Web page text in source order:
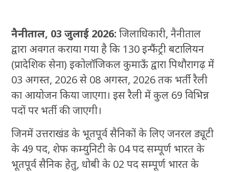
नैनीताल, 03 जुलाई 2026: जिलाधिकारी, नैनीताल
द्वारा अवगत कराया गया है कि 130 इन्फैंट्री बटालियन
(प्रादेशिक सेना) इकोलॉजिकल कुमाऊँ द्वारा पिथौरागढ़ में
03 अगस्त, 2026 से 08 अगस्त, 2026 तक भर्ती रैली
का आयोजन किया जाएगा। इस रैली में कुल 69 विभिन्न
पदों पर भर्ती की जाएगी।
जिनमें उत्तराखंड के भूतपूर्व सैनिकों के लिए जनरल ड्यूटी
के 49 पद, शेफ कम्युनिटी के 04 पद सम्पूर्ण भारत के
भूतपूर्व सैनिक हेतु, धोबी के 02 पद सम्पूर्ण भारत के